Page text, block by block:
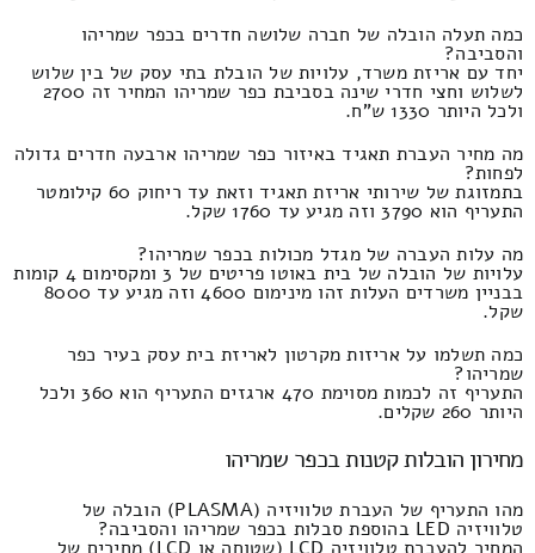
כמה תעלה הובלה של חברה שלושה חדרים בכפר שמריהו
והסביבה?
יחד עם אריזת משרד, עלויות של הובלת בתי עסק של בין שלוש
לשלוש וחצי חדרי שינה בסביבת כפר שמריהו המחיר זה 2700
ולכל היותר 1330 ש"ח.
מה מחיר העברת תאגיד באיזור כפר שמריהו ארבעה חדרים גדולה
לפחות?
בתמזוגת של שירותי אריזת תאגיד וזאת עד ריחוק 60 קילומטר
התעריף הוא 3790 וזה מגיע עד 1760 שקל.
מה עלות העברה של מגדל מכולות בכפר שמריהו?
עלויות של הובלה של בית באוטו פריטים של 3 ומקסימום 4 קומות
בבניין משרדים העלות זהו מינימום 4600 וזה מגיע עד 8000
שקל.
כמה תשלמו על אריזות מקרטון לאריזת בית עסק בעיר כפר
שמריהו?
התעריף זה לכמות מסוימת 470 ארגזים התעריף הוא 360 ולכל
היותר 260 שקלים.
מחירון הובלות קטנות בכפר שמריהו
מהו התעריף של העברת טלוויזיה (PLASMA) הובלה של
טלוויזיה LED בהוספת סבלות בכפר שמריהו והסביבה?